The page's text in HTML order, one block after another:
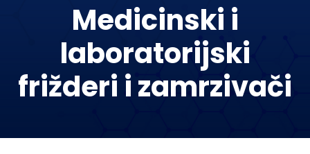
Medicinski i
laboratorijski
frižderi i zamrzivači